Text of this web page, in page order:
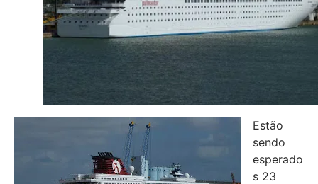
Estão
sendo
esperado
s 23